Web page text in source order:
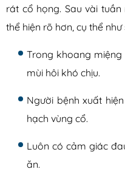
rát cổ họng. Sau vài
thể hiện rõ hơn, cụ thể như
Trong khoang
mùi hôi khó chịu.
Người bệnh xuất
hạch vùng cổ.
Luôn có cảm giác
ăn.